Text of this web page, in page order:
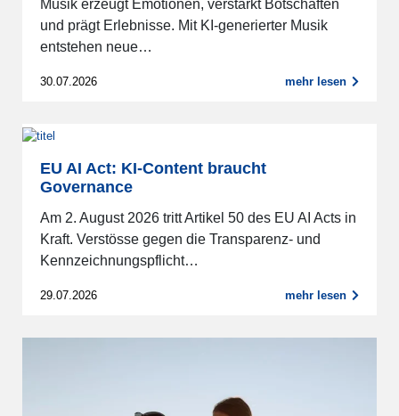
Musik erzeugt Emotionen, verstärkt Botschaften
und prägt Erlebnisse. Mit KI-generierter Musik
entstehen neue…
30.07.2026 mehr lesen
EU AI Act: KI-Content braucht
Governance
Am 2. August 2026 tritt Artikel 50 des EU AI Acts in
Kraft. Verstösse gegen die Transparenz- und
Kennzeichnungspflicht…
29.07.2026 mehr lesen